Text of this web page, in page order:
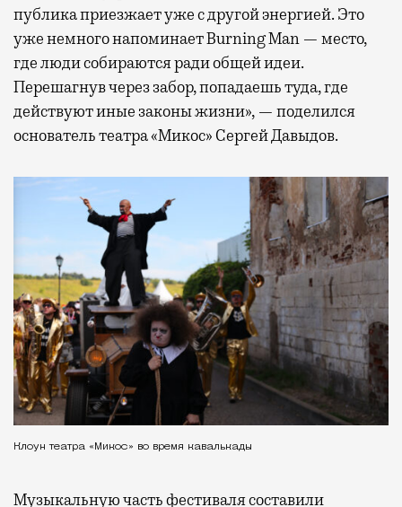
публика приезжает уже с другой энергией. Это
уже немного напоминает Burning Man — место,
где люди собираются ради общей идеи.
Перешагнув через забор, попадаешь туда, где
действуют иные законы жизни», — поделился
основатель театра «Микос» Сергей Давыдов.
Клоун театра «Микос» во время кавалькады
Музыкальную часть фестиваля составили